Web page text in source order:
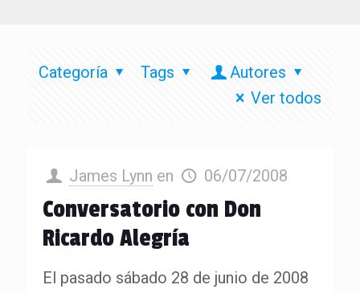
Categoría Tags
Autores
Ver todos
James Lynn en 06/07/2008
Conversatorio con Don
Ricardo Alegría
El pasado sábado 28 de junio de 2008